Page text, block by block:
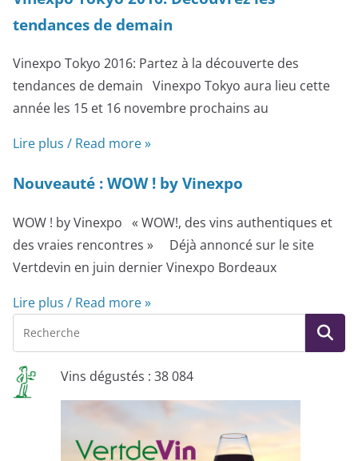
tendances de demain
Vinexpo Tokyo 2016: Partez à la découverte des
tendances de demain Vinexpo Tokyo aura lieu cette
année les 15 et 16 novembre prochains au
Lire plus / Read more »
Nouveauté : WOW ! by Vinexpo
WOW ! by Vinexpo « WOW!, des vins authentiques et
des vraies rencontres » Déjà annoncé sur le site
Vertdevin en juin dernier Vinexpo Bordeaux
Lire plus / Read more »
Vins dégustés : 38 084